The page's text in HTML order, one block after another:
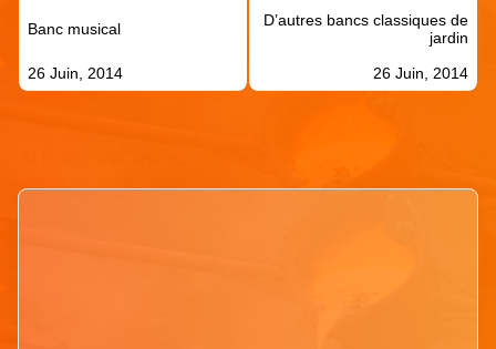
l’article
Banc musical
26 Juin, 2014
D’autres bancs classiques de
jardin
26 Juin, 2014